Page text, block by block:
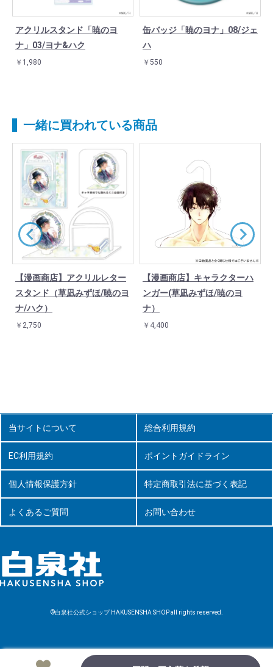
アクリルスタンド「暁のヨ
ナ」03/ヨナ&ハク
￥1,980
缶バッジ「暁のヨナ」08/ジェ
ハ
￥550
一緒に買われている商品
【漫画商店】アクリルレター
スタンド（草凪みずほ/暁のヨ
ナ/ハク）
￥2,750
【漫画商店】キャラクターハ
ンガー(草凪みずほ/暁のヨ
ナ）
￥4,400
当サイトについて 総合利用規約
EC利用規約 ポイントガイドライン
個人情報保護方針 特定商取引法に基づく表記
よくあるご質問 お問い合わせ
©白泉社公式ショップ HAKUSENSHA SHOP all rights reserved.